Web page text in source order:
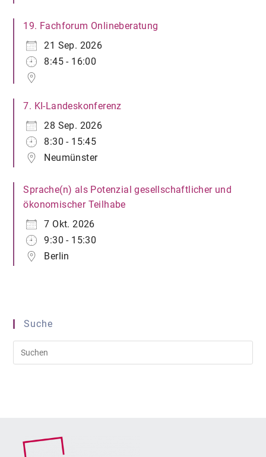
19. Fachforum Onlineberatung
21 Sep. 2026
8:45 - 16:00
7. KI-Landeskonferenz
28 Sep. 2026
8:30 - 15:45
Neumünster
Sprache(n) als Potenzial gesellschaftlicher und
ökonomischer Teilhabe
7 Okt. 2026
9:30 - 15:30
Berlin
Suche